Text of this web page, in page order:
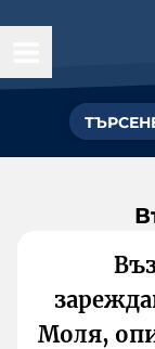
Моля,